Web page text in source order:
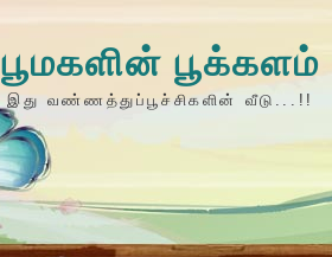
பூமகளின் பூக்களம்
இது வண்ணத்துப்பூச்சிகளின் வீடு...!!